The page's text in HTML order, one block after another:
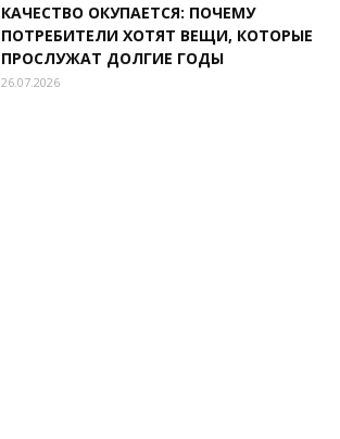
КАЧЕСТВО ОКУПАЕТСЯ: ПОЧЕМУ
ПОТРЕБИТЕЛИ ХОТЯТ ВЕЩИ, КОТОРЫЕ
ПРОСЛУЖАТ ДОЛГИЕ ГОДЫ
26.07.2026